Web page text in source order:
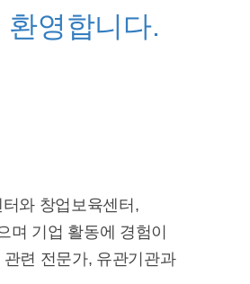
영합니다.
와 창업보육센터,
며 기업 활동에 경험이
련 전문가, 유관기관과